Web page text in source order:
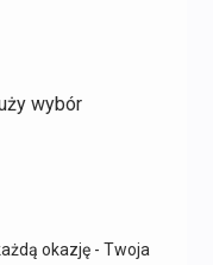
wybór
okazję - Twoja